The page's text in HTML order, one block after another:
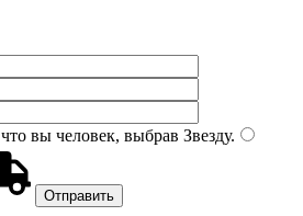
вы человек, выбрав Звезду.